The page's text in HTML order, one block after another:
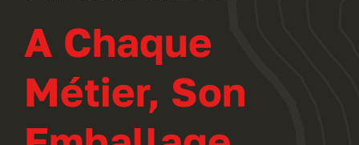
A Chaque
Métier, Son